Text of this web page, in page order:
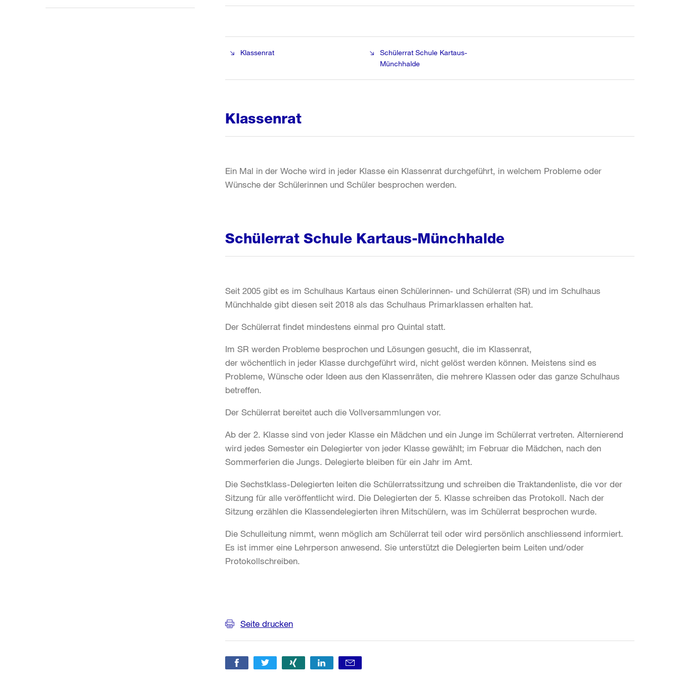
Klassenrat
Schülerrat Schule Kartaus-
Münchhalde
Klassenrat
Ein Mal in der Woche wird in jeder Klasse ein Klassenrat durchgeführt, in welchem Probleme oder
Wünsche der Schülerinnen und Schüler besprochen werden.
Schülerrat Schule Kartaus-Münchhalde
Seit 2005 gibt es im Schulhaus Kartaus einen Schülerinnen- und Schülerrat (SR) und im Schulhaus
Münchhalde gibt diesen seit 2018 als das Schulhaus Primarklassen erhalten hat.
Der Schülerrat findet mindestens einmal pro Quintal statt.
Im SR werden Probleme besprochen und Lösungen gesucht, die im Klassenrat,
der wöchentlich in jeder Klasse durchgeführt wird, nicht gelöst werden können. Meistens sind es
Probleme, Wünsche oder Ideen aus den Klassenräten, die mehrere Klassen oder das ganze Schulhaus
betreffen.
Der Schülerrat bereitet auch die Vollversammlungen vor.
Ab der 2. Klasse sind von jeder Klasse ein Mädchen und ein Junge im Schülerrat vertreten. Alternierend
wird jedes Semester ein Delegierter von jeder Klasse gewählt; im Februar die Mädchen, nach den
Sommerferien die Jungs. Delegierte bleiben für ein Jahr im Amt.
Die Sechstklass-Delegierten leiten die Schülerratssitzung und schreiben die Traktandenliste, die vor der
Sitzung für alle veröffentlicht wird. Die Delegierten der 5. Klasse schreiben das Protokoll. Nach der
Sitzung erzählen die Klassendelegierten ihren Mitschülern, was im Schülerrat besprochen wurde.
Die Schulleitung nimmt, wenn möglich am Schülerrat teil oder wird persönlich anschliessend informiert.
Es ist immer eine Lehrperson anwesend. Sie unterstützt die Delegierten beim Leiten und/oder
Protokollschreiben.
Seite drucken